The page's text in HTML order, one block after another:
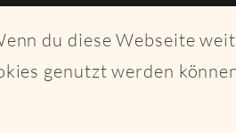
du diese Webseite
genutzt werden